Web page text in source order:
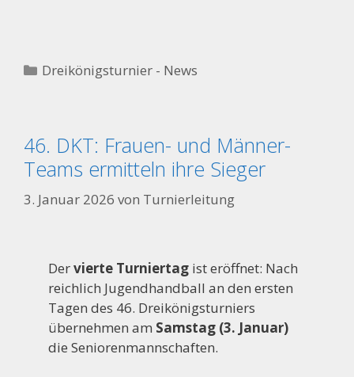
Kategorien
Dreikönigsturnier - News
46. DKT: Frauen- und Männer-
Teams ermitteln ihre Sieger
3. Januar 2026 von Turnierleitung
Dervierte Turniertag ist eröffnet: Nach
reichlich Jugendhandball an den ersten
Tagen des 46. Dreikönigsturniers
übernehmen am Samstag (3. Januar)
die Seniorenmannschaften.